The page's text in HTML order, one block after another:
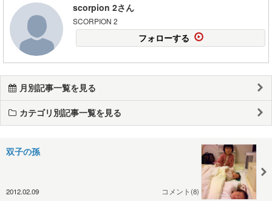
scorpion 2さん
SCORPION 2
フォローする
月別記事一覧を見る
カテゴリ別記事一覧を見る
双子の孫
2012.02.09 コメント(8)